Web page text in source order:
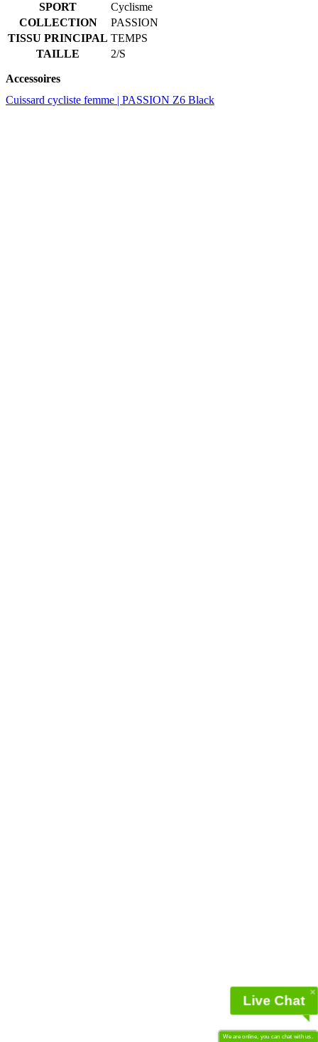
SPORT
Cyclisme
COLLECTION
PASSION
TISSU PRINCIPAL TEMPS
TAILLE
2/S
Accessoires
Cuissard cycliste femme | PASSION Z6 Black
Live Chat
We are online, you can chat with us.